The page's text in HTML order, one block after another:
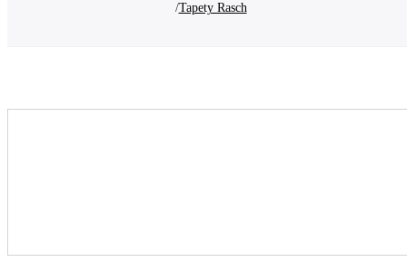
Tapety Rasch